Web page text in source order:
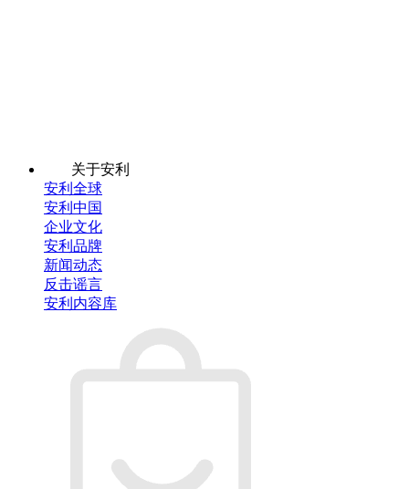
关于安利
安利全球
安利中国
企业文化
安利品牌
新闻动态
反击谣言
安利内容库